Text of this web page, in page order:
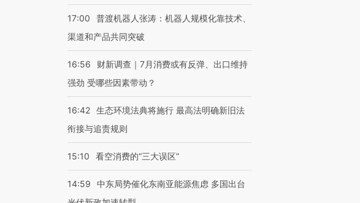
17:00
普渡机器人张涛：机器人规模化靠技术、
渠道和产品共同突破
16:56
财新调查｜7月消费或有反弹、出口维持
强劲 受哪些因素带动？
16:42 生态环境法典将施行 最高法明确新旧法
衔接与追责规则
15:10 看空消费的“三大误区”
14:59
中东局势催化东南亚能源焦虑 多国出台